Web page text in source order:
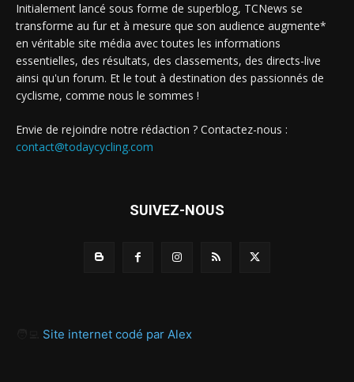
Initialement lancé sous forme de superblog, TCNews se
transforme au fur et à mesure que son audience augmente*
en véritable site média avec toutes les informations
essentielles, des résultats, des classements, des directs-live
ainsi qu'un forum. Et le tout à destination des passionnés de
cyclisme, comme nous le sommes !
Envie de rejoindre notre rédaction ? Contactez-nous :
contact@todaycycling.com
SUIVEZ-NOUS
Site internet codé par Alex